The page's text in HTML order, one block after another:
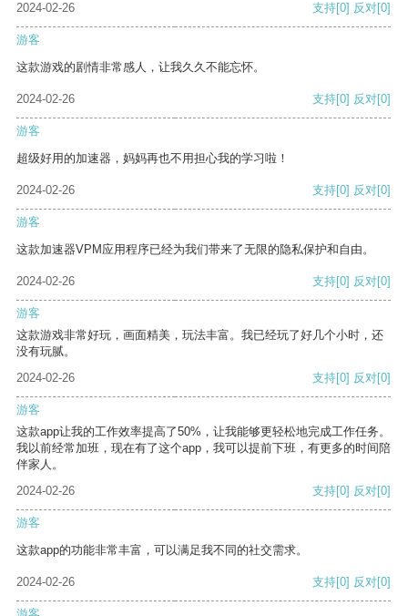
2024-02-26 支持[0] 反对[0]
游客
这款游戏的剧情非常感人，让我久久不能忘怀。
2024-02-26 支持[0] 反对[0]
游客
超级好用的加速器，妈妈再也不用担心我的学习啦！
2024-02-26 支持[0] 反对[0]
游客
这款加速器VPM应用程序已经为我们带来了无限的隐私保护和自由。
2024-02-26 支持[0] 反对[0]
游客
这款游戏非常好玩，画面精美，玩法丰富。我已经玩了好几个小时，还
没有玩腻。
2024-02-26
支持[0] 反对[0]
游客
这款app让我的工作效率提高了50%，让我能够更轻松地完成工作任务。
我以前经常加班，现在有了这个app，我可以提前下班，有更多的时间陪
伴家人。
2024-02-26
支持[0] 反对[0]
游客
这款app的功能非常丰富，可以满足我不同的社交需求。
2024-02-26 支持[0] 反对[0]